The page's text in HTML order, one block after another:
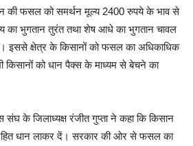
की फसल को समर्थन मूल्य 2400 रुपये के भाव से
भुगतान तुरंत तथा शेष आधे का भुगतान चावल
इससे क्षेत्र के किसानों को फसल का अधिकाधिक
किसानों को धान पैक्स के माध्यम से बेचने का
संघ के जिलाध्यक्ष रंजीत गुप्ता ने कहा कि किसान
धान लाकर दें। सरकार की ओर से फसल का